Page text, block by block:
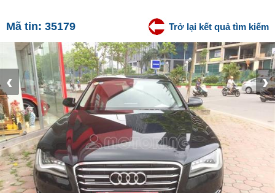
Mã tin: 35179 Trở lại kết quả tìm kiếm
‹ ›